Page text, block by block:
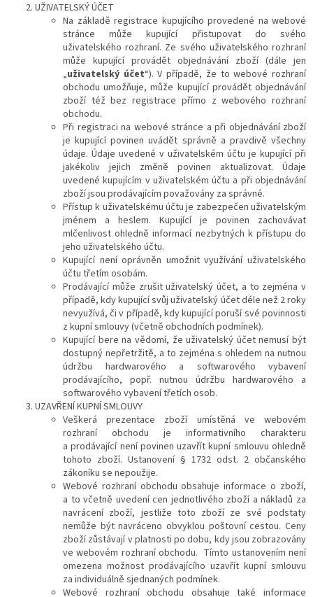
UŽIVATELSKÝ ÚČET
Na základě registrace kupujícího provedené na webové
stránce může kupující přistupovat do svého
uživatelského rozhraní. Ze svého uživatelského rozhraní
může kupující provádět objednávání zboží (dále jen
„uživatelský účet“). V případě, že to webové rozhraní
obchodu umožňuje, může kupující provádět objednávání
zboží též bez registrace přímo z webového rozhraní
obchodu.
Při registraci na webové stránce a při objednávání zboží
je kupující povinen uvádět správně a pravdivě všechny
údaje. Údaje uvedené v uživatelském účtu je kupující při
jakékoliv jejich změně povinen aktualizovat. Údaje
uvedené kupujícím v uživatelském účtu a při objednávání
zboží jsou prodávajícím považovány za správné.
Přístup k uživatelskému účtu je zabezpečen uživatelským
jménem a heslem. Kupující je povinen zachovávat
mlčenlivost ohledně informací nezbytných k přístupu do
jeho uživatelského účtu.
Kupující není oprávněn umožnit využívání uživatelského
účtu třetím osobám.
Prodávající může zrušit uživatelský účet, a to zejména v
případě, kdy kupující svůj uživatelský účet déle než 2 roky
nevyužívá, či v případě, kdy kupující poruší své povinnosti
z kupní smlouvy (včetně obchodních podmínek).
Kupující bere na vědomí, že uživatelský účet nemusí být
dostupný nepřetržitě, a to zejména s ohledem na nutnou
údržbu hardwarového a softwarového vybavení
prodávajícího, popř. nutnou údržbu hardwarového a
softwarového vybavení třetích osob.
UZAVŘENÍ KUPNÍ SMLOUVY
Veškerá prezentace zboží umístěná ve webovém
rozhraní obchodu je informativního charakteru
a prodávající není povinen uzavřít kupní smlouvu ohledně
tohoto zboží. Ustanovení § 1732 odst. 2 občanského
zákoníku se nepoužije.
Webové rozhraní obchodu obsahuje informace o zboží,
a to včetně uvedení cen jednotlivého zboží a nákladů za
navrácení zboží, jestliže toto zboží ze své podstaty
nemůže být navráceno obvyklou poštovní cestou. Ceny
zboží zůstávají v platnosti po dobu, kdy jsou zobrazovány
ve webovém rozhraní obchodu. Tímto ustanovením není
omezena možnost prodávajícího uzavřít kupní smlouvu
za individuálně sjednaných podmínek.
Webové rozhraní obchodu obsahuje také informace